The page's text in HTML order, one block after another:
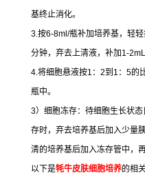
基终止消化。
3. 按6-8ml/瓶补加培养基，轻
分钟，弃去上清液，补加1-2mL
4. 将细胞悬液按1 ： 2到 1 ： 5的
瓶中。
3）细胞冻存：待细胞生长状
存时，弃去培养基后加入少量
清的培养基后加入冻存管中，
以下是牦牛皮肤细胞培养的相